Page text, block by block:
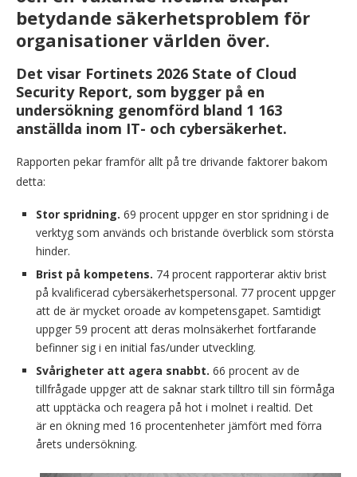
betydande säkerhetsproblem för
organisationer världen över.
Det visar Fortinets 2026 State of Cloud
Security Report, som bygger på en
undersökning genomförd bland 1 163
anställda inom IT- och cybersäkerhet.
Rapporten pekar framför allt på tre drivande faktorer bakom
detta:
Stor spridning. 69 procent uppger en stor spridning i de
verktyg som används och bristande överblick som största
hinder.
Brist på kompetens. 74 procent rapporterar aktiv brist
på kvalificerad cybersäkerhetspersonal. 77 procent uppger
att de är mycket oroade av kompetensgapet. Samtidigt
uppger 59 procent att deras molnsäkerhet fortfarande
befinner sig i en initial fas/under utveckling.
Svårigheter att agera snabbt. 66 procent av de
tillfrågade uppger att de saknar stark tilltro till sin förmåga
att upptäcka och reagera på hot i molnet i realtid. Det
är en ökning med 16 procentenheter jämfört med förra
årets undersökning.